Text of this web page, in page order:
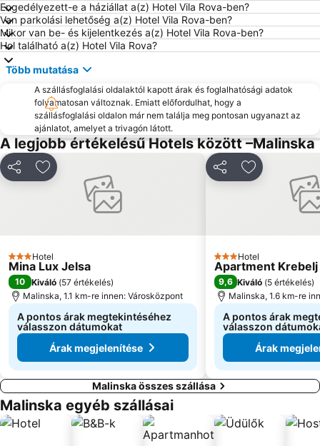
Rijeka Repülőtér
Drazica
Marina Punat
Luka Krk
Ragusa
Jadran
Camp Jezevac
Maslinica
Tvrđava Nehaj
Crkva Sv Filipa i Jakova
San Marino
Porto Baska
Croatian walk of fame
Slatina
Punta Debij
Krčki most
Pomorski i povijesni muzej Hrvatskog primorja
Sahara
Engedélyezett-e a háziállat a(z) Hotel Vila Rova-ben?
Van parkolási lehetőség a(z) Hotel Vila Rova-ben?
Mikor van be- és kijelentkezés a(z) Hotel Vila Rova-ben?
Hol található a(z) Hotel Vila Rova?
Több mutatása
A szállásfoglalási oldalaktól kapott árak és foglalhatósági adatok
folyamatosan változnak. Emiatt előfordulhat, hogy a
szállásfoglalási oldalon már nem találja meg pontosan ugyanazt az
ajánlatot, amelyet a trivagón látott.
A legjobb értékelésű Hotels között –Malinska
MegosztásHozzáadás a kedvencekhez
3 Kategória
Hotel
Mina Lux Jelsa
10 Kiváló (57 értékelés)
Malinska, 1.1 km-re innen: Városközpont
A pontos árak megtekintéséhez
válasszon dátumokat
Árak megjelenítése
MegosztásHozzáadás
3 Kategória
Hotel
Apartment Krebelj
9,6 Kiváló (5 értékelés)
Malinska, 1.6 km-re
A pontos árak
válasszon
Árak
Malinska összes szállása
Malinska egyéb szállásai